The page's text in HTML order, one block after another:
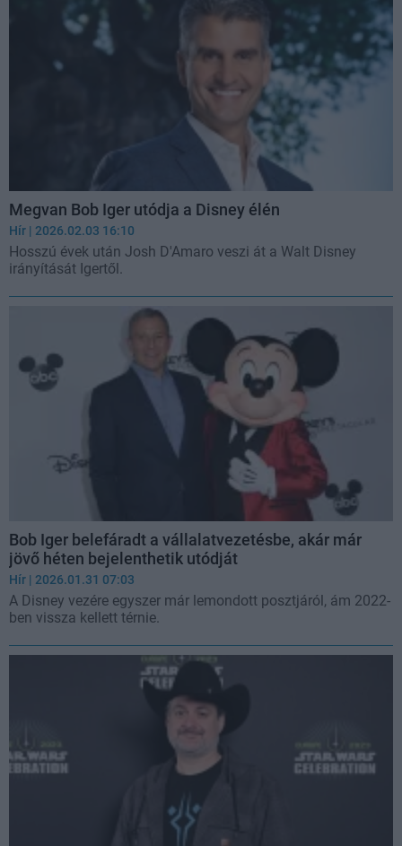
Megvan Bob Iger utódja a Disney élén
Hír | 2026.02.03 16:10
Hosszú évek után Josh D'Amaro veszi át a Walt Disney
irányítását Igertől.
Bob Iger belefáradt a vállalatvezetésbe, akár már
jövő héten bejelenthetik utódját
Hír | 2026.01.31 07:03
A Disney vezére egyszer már lemondott posztjáról, ám 2022-
ben vissza kellett térnie.